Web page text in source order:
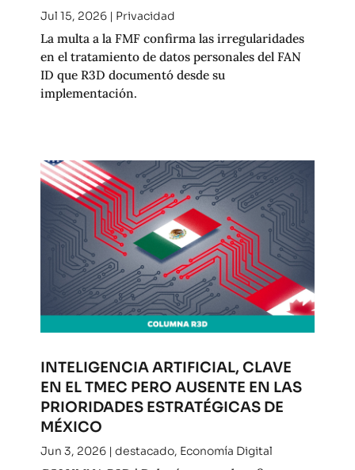
Jul 15, 2026| Privacidad
La multa a la FMF confirma las irregularidades
en el tratamiento de datos personales del FAN
ID que R3D documentó desde su
implementación.
INTELIGENCIA ARTIFICIAL, CLAVE
EN EL TMEC PERO AUSENTE EN LAS
PRIORIDADES ESTRATÉGICAS DE
MÉXICO
Jun 3, 2026| destacado, Economía Digital